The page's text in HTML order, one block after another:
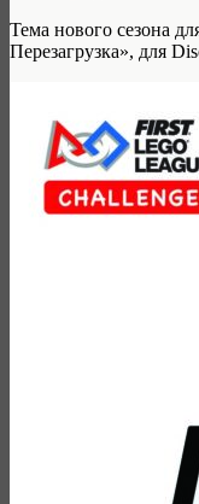
Тема нового сезона
Перезагрузка», для